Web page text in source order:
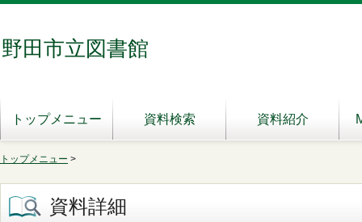
野田市立図書館
トップメニュー 資料検索 資料紹介
トップメニュー >
資料詳細